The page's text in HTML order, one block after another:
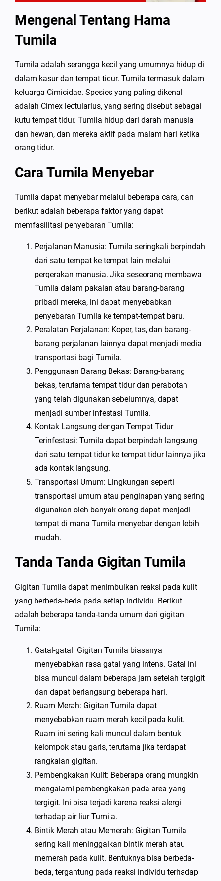
Mengenal Tentang Hama
Tumila
Tumila adalah serangga kecil yang umumnya hidup di
dalam kasur dan tempat tidur. Tumila termasuk dalam
keluarga Cimicidae. Spesies yang paling dikenal
adalah Cimex lectularius, yang sering disebut sebagai
kutu tempat tidur. Tumila hidup dari darah manusia
dan hewan, dan mereka aktif pada malam hari ketika
orang tidur.
Cara Tumila Menyebar
Tumila dapat menyebar melalui beberapa cara, dan
berikut adalah beberapa faktor yang dapat
memfasilitasi penyebaran Tumila:
Perjalanan Manusia: Tumila seringkali berpindah
dari satu tempat ke tempat lain melalui
pergerakan manusia. Jika seseorang membawa
Tumila dalam pakaian atau barang-barang
pribadi mereka, ini dapat menyebabkan
penyebaran Tumila ke tempat-tempat baru.
Peralatan Perjalanan: Koper, tas, dan barang-
barang perjalanan lainnya dapat menjadi media
transportasi bagi Tumila.
Penggunaan Barang Bekas: Barang-barang
bekas, terutama tempat tidur dan perabotan
yang telah digunakan sebelumnya, dapat
menjadi sumber infestasi Tumila.
Kontak Langsung dengan Tempat Tidur
Terinfestasi: Tumila dapat berpindah langsung
dari satu tempat tidur ke tempat tidur lainnya jika
ada kontak langsung.
Transportasi Umum: Lingkungan seperti
transportasi umum atau penginapan yang sering
digunakan oleh banyak orang dapat menjadi
tempat di mana Tumila menyebar dengan lebih
mudah.
Tanda Tanda Gigitan Tumila
Gigitan Tumila dapat menimbulkan reaksi pada kulit
yang berbeda-beda pada setiap individu. Berikut
adalah beberapa tanda-tanda umum dari gigitan
Tumila:
Gatal-gatal: Gigitan Tumila biasanya
menyebabkan rasa gatal yang intens. Gatal ini
bisa muncul dalam beberapa jam setelah tergigit
dan dapat berlangsung beberapa hari.
Ruam Merah: Gigitan Tumila dapat
menyebabkan ruam merah kecil pada kulit.
Ruam ini sering kali muncul dalam bentuk
kelompok atau garis, terutama jika terdapat
rangkaian gigitan.
Pembengkakan Kulit: Beberapa orang mungkin
mengalami pembengkakan pada area yang
tergigit. Ini bisa terjadi karena reaksi alergi
terhadap air liur Tumila.
Bintik Merah atau Memerah: Gigitan Tumila
sering kali meninggalkan bintik merah atau
memerah pada kulit. Bentuknya bisa berbeda-
beda, tergantung pada reaksi individu terhadap